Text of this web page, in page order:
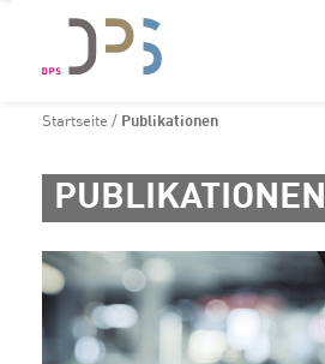
Startseite / Publikationen
PUBLIKATIONEN